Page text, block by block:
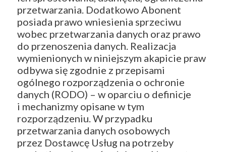
przetwarzania. Dodatkowo Abonent
posiada prawo wniesienia sprzeciwu
wobec przetwarzania danych oraz prawo
do przenoszenia danych. Realizacja
wymienionych w niniejszym akapicie praw
odbywa się zgodnie z przepisami
ogólnego rozporządzenia o ochronie
danych (RODO) – w oparciu o definicje
i mechanizmy opisane w tym
rozporządzeniu. W przypadku
przetwarzania danych osobowych
przez Dostawcę Usług na potrzeby